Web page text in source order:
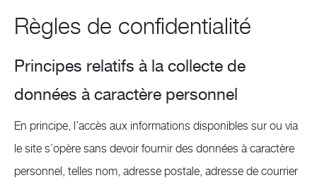
Règles de confidentialité
Principes relatifs à la collecte de
données à caractère personnel
En principe, l’accès aux informations disponibles sur ou via
le site s’opère sans devoir fournir des données à caractère
personnel, telles nom, adresse postale, adresse de courrier